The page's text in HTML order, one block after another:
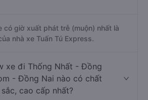
có giờ xuất phát trễ (muộn) nhất là
nhà xe Tuấn Tú Express.
xe đi Thống Nhất - Đồng
- Đồng Nai nào có chất
cao cấp nhất?